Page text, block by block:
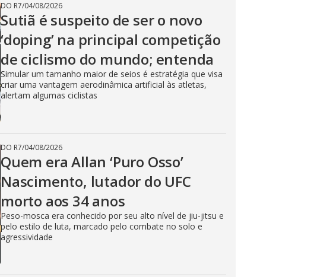
DO R7/04/08/2026
Sutiã é suspeito de ser o novo
‘doping’ na principal competição
de ciclismo do mundo; entenda
Simular um tamanho maior de seios é estratégia que visa
criar uma vantagem aerodinâmica artificial às atletas,
alertam algumas ciclistas
DO R7/04/08/2026
Quem era Allan ‘Puro Osso’
Nascimento, lutador do UFC
morto aos 34 anos
Peso-mosca era conhecido por seu alto nível de jiu-jitsu e
pelo estilo de luta, marcado pelo combate no solo e
agressividade